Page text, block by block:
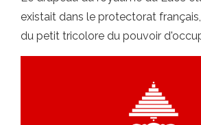
existait dans le protectorat
du petit tricolore du pouvoir